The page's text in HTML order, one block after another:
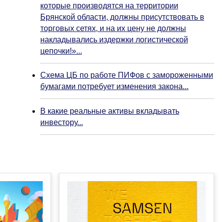
которые производятся на территории
Брянской области, должны присутствовать в
торговых сетях, и на их цену не должны
накладывались издержки логистической
цепочки!»...
Схема ЦБ по работе ПИФов с замороженными
бумагами потребует изменения закона...
В какие реальные активы вкладывать
инвестору...